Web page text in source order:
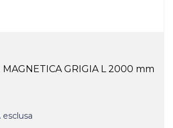
GRIGIA L 2000 mm
esclusa